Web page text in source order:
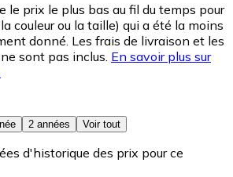
le prix le plus bas au fil du temps pour
couleur ou la taille) qui a été la moins
donné. Les frais de livraison et les
sont pas inclus. En savoir plus sur
2 années Voir tout
d'historique des prix pour ce